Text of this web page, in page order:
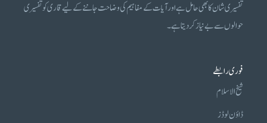
تفسیری شان کا بھی حامل ہے اور آیات کے مفاہیم کی وضاحت جاننے کے لیے قاری کو تفسیری
حوالوں سے بے نیاز کر دیتا ہے۔
فوری رابطے
شیخ الاسلام
ڈاؤن لوڈز